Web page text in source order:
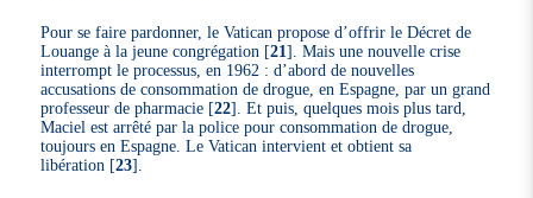
Pour se faire pardonner, le Vatican propose d’offrir le Décret de
Louange à la jeune congrégation [21] . Mais une nouvelle crise
interrompt le processus, en 1962 : d’abord de nouvelles
accusations de consommation de drogue, en Espagne, par un grand
professeur de pharmacie [22] . Et puis, quelques mois plus tard,
Maciel est arrêté par la police pour consommation de drogue,
toujours en Espagne. Le Vatican intervient et obtient sa
libération [23]